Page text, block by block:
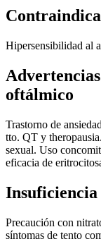
Hipersensibilidad al
oftálmico
Trastorno de
tto. QT y
sexual. Uso
eficacia de
Precaución con
síntomas de tento